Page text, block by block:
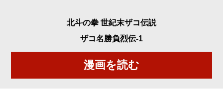
北斗の拳 世紀末ザコ伝説
ザコ名勝負烈伝-1
漫画を読む